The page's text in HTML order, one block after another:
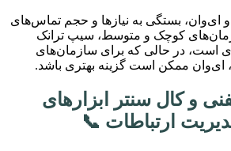
و ای‌وان، بستگی به نیازها و حجم تماس‌های
کوچک و متوسط، سیپ ترانک
است، در حالی که برای سازمان‌های
ای‌وان ممکن است گزینه بهتری باشد.
و کال سنتر ابزارهای
ارتباطات 📞